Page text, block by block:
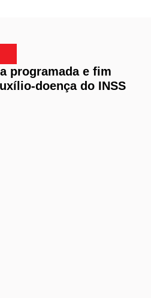
programada e fim
doença do INSS